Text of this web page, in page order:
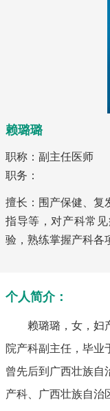
赖璐璐
职称：副主任医师
职务：
擅长：围产保健、复
指导等，对产科常
验，熟练掌握产科各
个人简介：
赖璐璐，女，妇
院产科副主任，毕业
曾先后到广西壮族自
产科、广西壮族自治